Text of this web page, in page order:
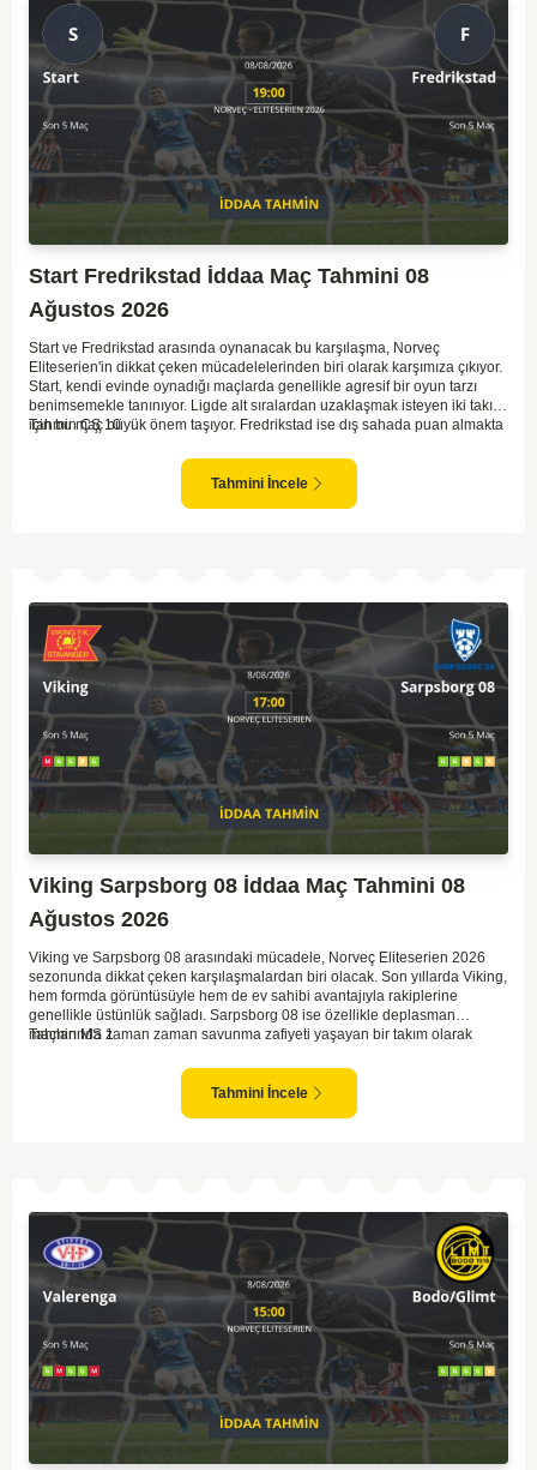
Start Fredrikstad İddaa Maç Tahmini 08
Ağustos 2026
Start ve Fredrikstad arasında oynanacak bu karşılaşma, Norveç
Eliteserien'in dikkat çeken mücadelelerinden biri olarak karşımıza çıkıyor.
Start, kendi evinde oynadığı maçlarda genellikle agresif bir oyun tarzı
benimsemekle tanınıyor. Ligde alt sıralardan uzaklaşmak isteyen iki takım
için bu maç büyük önem taşıyor. Fredrikstad ise dış sahada puan almakta
mücadelede zorluk çıkartabilir. Maçın temposunun yüksek olacağını ve
her iki takımın da sonuca gitmeye odaklanacağını düşünüyorum.
Tahmin ÇŞ 10
Tahmini İncele
Viking Sarpsborg 08 İddaa Maç Tahmini 08
Ağustos 2026
Viking ve Sarpsborg 08 arasındaki mücadele, Norveç Eliteserien 2026
sezonunda dikkat çeken karşılaşmalardan biri olacak. Son yıllarda Viking,
hem formda görüntüsüyle hem de ev sahibi avantajıyla rakiplerine
genellikle üstünlük sağladı. Sarpsborg 08 ise özellikle deplasman
maçlarında zaman zaman savunma zafiyeti yaşayan bir takım olarak
yapıyor. Sarpsborg'un ise sürpriz yapabilme potansiyeli olsa da,
genellikle güçlü rakipler karşısında tutunmakta zorlandıkları biliniyor. Bu
doğrultuda, Viking'in galibiyete yakın olabileceği bir maç beklenebilir.
Tahmin MS 1
Tahmini İncele